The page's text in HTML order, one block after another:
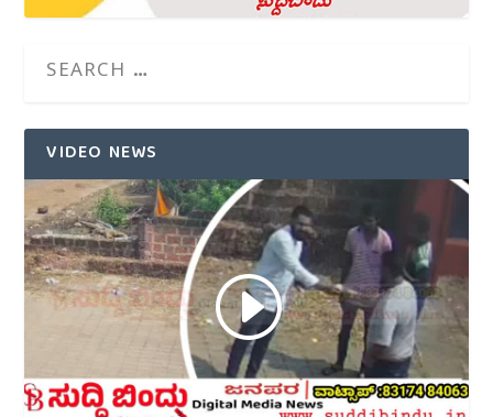
VIDEO NEWS